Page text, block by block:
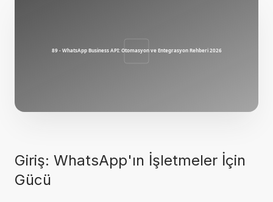
Giriş: WhatsApp'ın İşletmeler İçin
Gücü